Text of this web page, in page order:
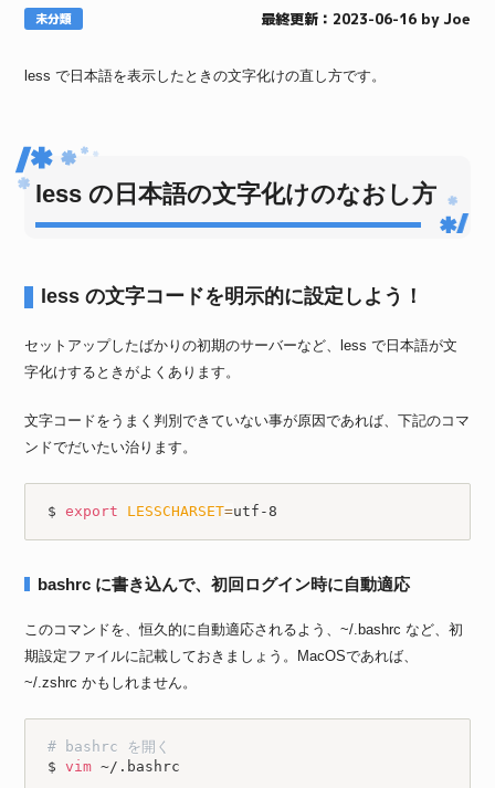
未分類 最終更新：2023-06-16 by Joe
less で日本語を表示したときの文字化けの直し方です。
less の日本語の文字化けのなおし方
less の文字コードを明示的に設定しよう！
セットアップしたばかりの初期のサーバーなど、less で日本語が文
字化けするときがよくあります。
文字コードをうまく判別できていない事が原因であれば、下記のコマ
ンドでだいたい治ります。
$ export LESSCHARSET=utf-8
bashrc に書き込んで、初回ログイン時に自動適応
このコマンドを、恒久的に自動適応されるよう、~/.bashrc など、初
期設定ファイルに記載しておきましょう。MacOSであれば、
~/.zshrc かもしれません。
# bashrc を開く
$ vim ~/.bashrc